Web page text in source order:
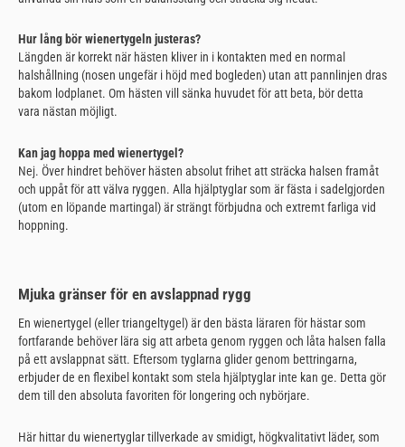
Hur lång bör wienertygeln justeras?
Längden är korrekt när hästen kliver in i kontakten med en normal
halshållning (nosen ungefär i höjd med bogleden) utan att pannlinjen dras
bakom lodplanet. Om hästen vill sänka huvudet för att beta, bör detta
vara nästan möjligt.
Kan jag hoppa med wienertygel?
Nej. Över hindret behöver hästen absolut frihet att sträcka halsen framåt
och uppåt för att välva ryggen. Alla hjälptyglar som är fästa i sadelgjorden
(utom en löpande martingal) är strängt förbjudna och extremt farliga vid
hoppning.
Mjuka gränser för en avslappnad rygg
En wienertygel (eller triangeltygel) är den bästa läraren för hästar som
fortfarande behöver lära sig att arbeta genom ryggen och låta halsen falla
på ett avslappnat sätt. Eftersom tyglarna glider genom bettringarna,
erbjuder de en flexibel kontakt som stela hjälptyglar inte kan ge. Detta gör
dem till den absoluta favoriten för longering och nybörjare.
Här hittar du wienertyglar tillverkade av smidigt, högkvalitativt läder, som